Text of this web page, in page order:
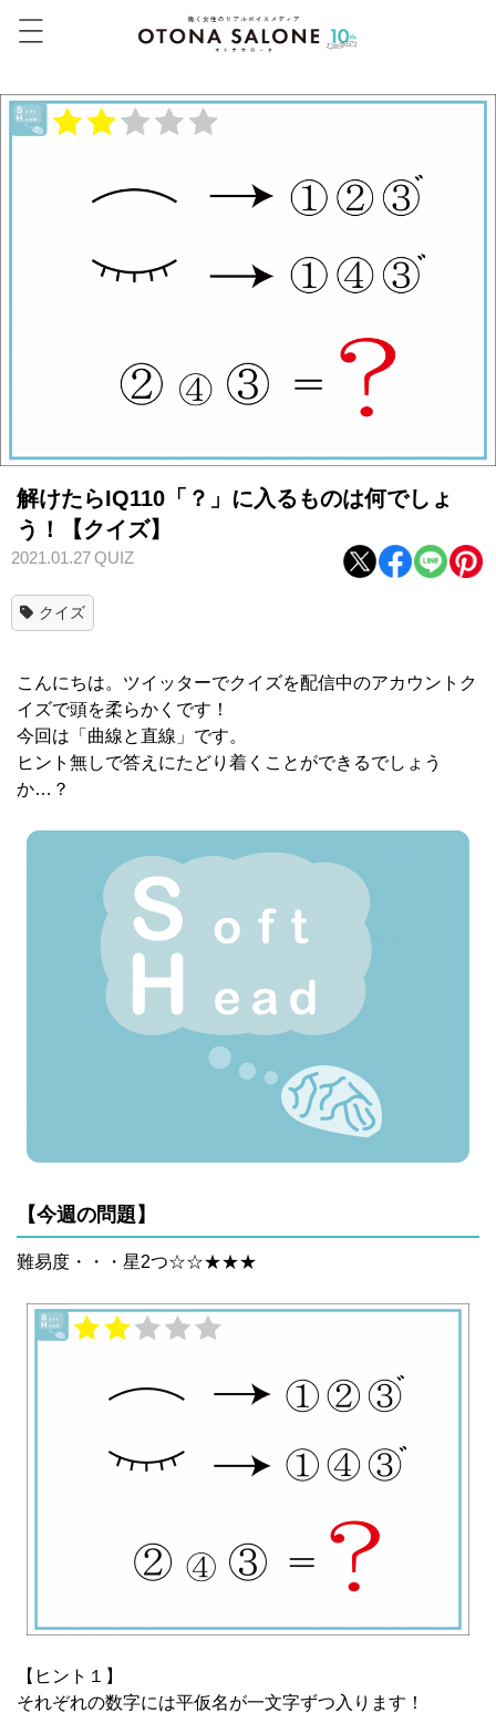
解けたらIQ110「？」に入るものは何でしょ
う！【クイズ】
2021.01.27QUIZ
クイズ
こんにちは。ツイッターでクイズを配信中のアカウントク
イズで頭を柔らかくです！
今回は「曲線と直線」です。
ヒント無しで答えにたどり着くことができるでしょう
か…？
【今週の問題】
難易度・・・星2つ☆☆★★★
【ヒント１】
それぞれの数字には平仮名が一文字ずつ入ります！